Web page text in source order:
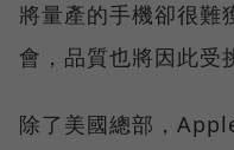
將量產的手機卻很難
會，品質也將因此受
除了美國總部，